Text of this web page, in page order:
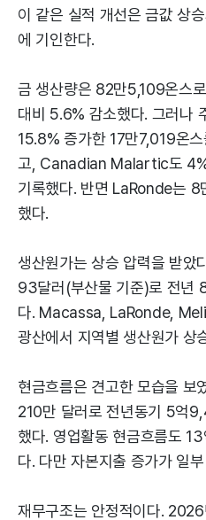
이 같은 실적 개선은 금값 상
에 기인한다.
금 생산량은 82만5,109온스
대비 5.6% 감소했다. 그러나
15.8% 증가한 17만7,019온
고, Canadian Malartic도
기록했다. 반면 LaRonde는
했다.
생산원가는 상승 압력을 받았
93달러(부산물 기준)로 전년
다. Macassa, LaRonde,
광산에서 지역별 생산원가 상
현금흐름은 견고한 모습을 보
210만 달러로 전년동기 5억
했다. 영업활동 현금흐름도
다. 다만 자본지출 증가가 일
재무구조는 안정적이다.